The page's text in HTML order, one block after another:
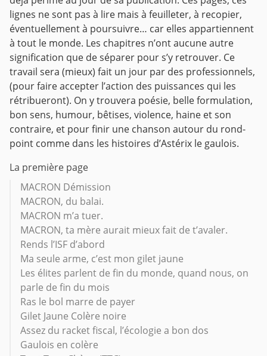
lignes ne sont pas à lire mais à feuilleter, à recopier,
éventuellement à poursuivre… car elles appartiennent
à tout le monde. Les chapitres n’ont aucune autre
signification que de séparer pour s’y retrouver. Ce
travail sera (mieux) fait un jour par des professionnels,
(pour faire accepter l’action des puissances qui les
rétribueront). On y trouvera poésie, belle formulation,
bon sens, humour, bêtises, violence, haine et son
contraire, et pour finir une chanson autour du rond-
point comme dans les histoires d’Astérix le gaulois.
La première page
MACRON Démission
MACRON, du balai.
MACRON m’a tuer.
MACRON, ta mère aurait mieux fait de t’avaler.
Rends l’ISF d’abord
Ma seule arme, c’est mon gilet jaune
Les élites parlent de fin du monde, quand nous, on
parle de fin du mois
Ras le bol marre de payer
Gilet Jaune Colère noire
Assez du racket fiscal, l’écologie a bon dos
Gaulois en colère